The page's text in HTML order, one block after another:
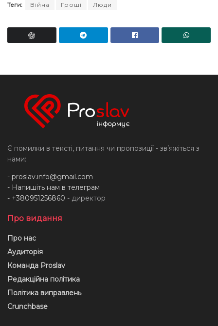
Теги: Війна Гроші Люди
Є помилки в тексті, питання чи пропозиції - звʼяжіться з
нами:
- proslav.info@gmail.com
- Напишіть нам в телеграм
- +380951256860 - директор
Про видання
Про нас
Аудиторія
Команда Proslav
Редакційна політика
Політика виправлень
Crunchbase